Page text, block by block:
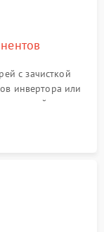
с зачисткой
инвертора или
дорожек и